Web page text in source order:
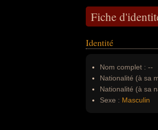
Fiche
Identité
Nom complet : --
Nationalité (à sa
Nationalité (à sa
Sexe : Masculin